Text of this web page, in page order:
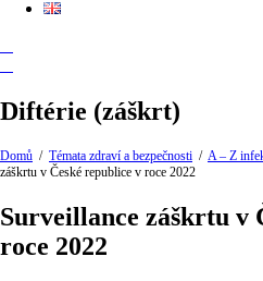
Diftérie (záškrt)
Domů / Témata zdraví a bezpečnosti / A – Z
záškrtu v České republice v roce 2022
Surveillance záškrtu v
roce 2022